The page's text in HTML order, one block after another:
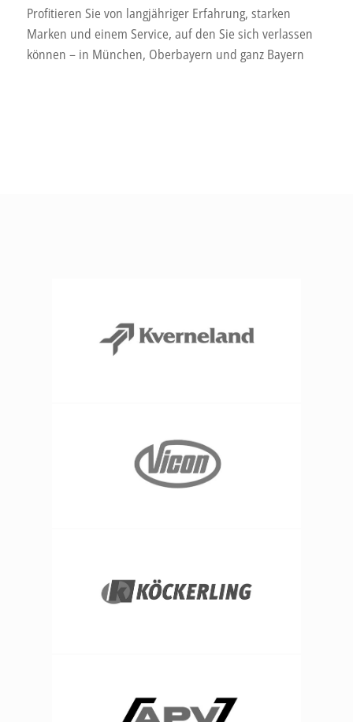
Profitieren Sie von langjähriger Erfahrung, starken
Marken und einem Service, auf den Sie sich verlassen
können – in München, Oberbayern und ganz Bayern